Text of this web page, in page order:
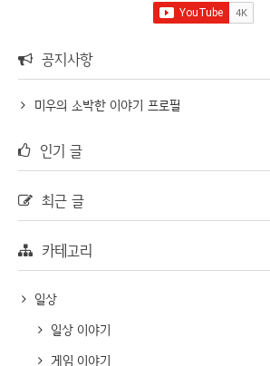
공지사항
미우의 소박한 이야기 프로필
인기 글
최근 글
카테고리
일상
일상 이야기
게임 이야기